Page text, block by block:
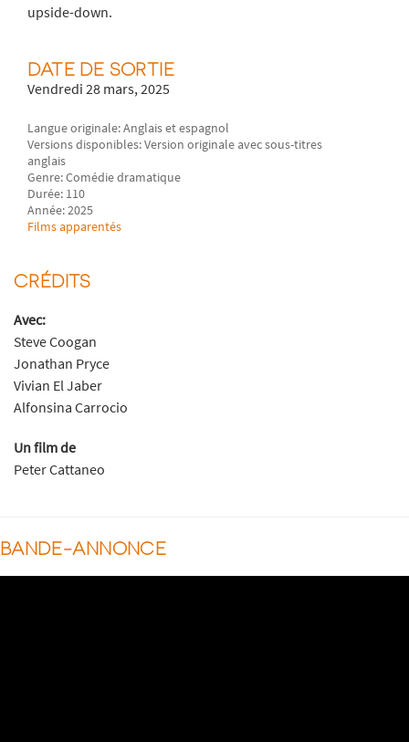
upside-down.
DATE DE SORTIE
Vendredi 28 mars, 2025
Langue originale: Anglais et espagnol
Versions disponibles: Version originale avec sous-titres
anglais
Genre: Comédie dramatique
Durée: 110
Année: 2025
Films apparentés
CRÉDITS
Avec:
Steve Coogan
Jonathan Pryce
Vivian El Jaber
Alfonsina Carrocio
Un film de
Peter Cattaneo
BANDE-ANNONCE